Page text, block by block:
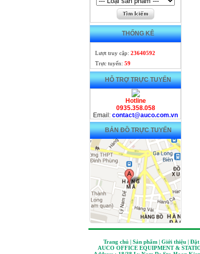
THỐNG KÊ
Lượt truy cập: 23640592
Trực tuyến: 59
HỖ TRỢ TRỰC TUYẾN
Hotline
0935.358.058
Email: contact@auco.com.vn
BẢN ĐỒ TRỰC TUYẾN
Trang chủ | Sản phẩm | Giới thiệu |
AUCO OFFICE EQUIPMENT &